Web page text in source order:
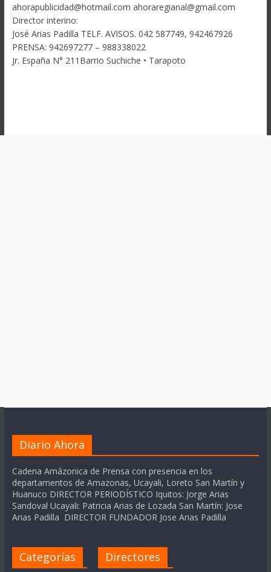
ahorapublicidad@hotmail.com ahoraregianal@gmail.com
Director interino:
José Arias Padilla TELF. AVISOS. 042 587749, 942467926
PRENSA: 942697277 – 988338022
Jr. España N° 211Barrio Suchiche • Tarapoto
Diario Ahora
Cadena Amázonica de Prensa con presencia en los
departamentos de Amazonas, Ucayali, Loreto San Martín y
Huanuco DIRECTOR PERIODÍSTICO Iquitos: Jorge Arias
Sandoval Ucayali: Patricia Arias de Lozada San Martín: Jose
Arias Padilla DIRECTOR FUNDADOR Jose Arias Padilla
Categorías Directores